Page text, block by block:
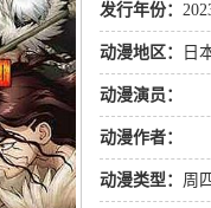
发行年份：
动漫地区： 日
动漫演员：
动漫作者：
动漫类型： 周